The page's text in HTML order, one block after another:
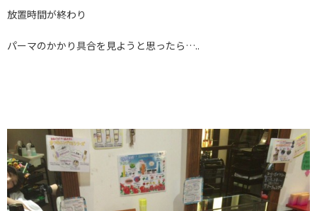
放置時間が終わり
パーマのかかり具合を見ようと思ったら…..